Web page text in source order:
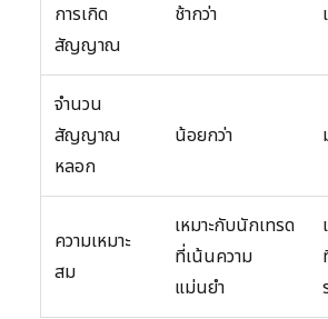
การเกิด
สัญญาณ
ช้ากว่า
จำนวน
สัญญาณ
หลอก
น้อยกว่า
ความเหมาะ
สม
เหมาะกับนักเทรด
ที่เน้นความ
แม่นยำ